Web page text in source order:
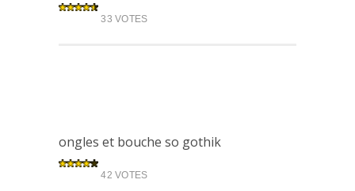
33 VOTES
ongles et bouche so gothik
42 VOTES